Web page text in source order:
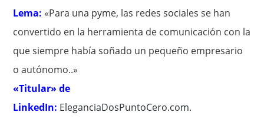
Lema: «Para una pyme, las redes sociales se han
convertido en la herramienta de comunicación con la
que siempre había soñado un pequeño empresario
o autónomo..»
«Titular» de
LinkedIn: EleganciaDosPuntoCero.com.